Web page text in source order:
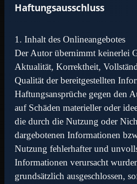
Haftungsausschluss
1. Inhalt des Onlineangebotes
Der Autor übernimmt keinerlei
Aktualität, Korrektheit,
Qualität der bereitgestellten
Haftungsansprüche gegen den
auf Schäden materieller oder
die durch die Nutzung oder
dargebotenen Informationen
Nutzung fehlerhafter und
Informationen verursacht
grundsätzlich ausgeschlossen,